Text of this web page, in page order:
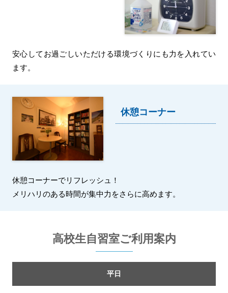
安心してお過ごしいただける環境づくりにも力を入れてい
ます。
休憩コーナー
休憩コーナーでリフレッシュ！
メリハリのある時間が集中力をさらに高めます。
高校生自習室ご利用案内
平日